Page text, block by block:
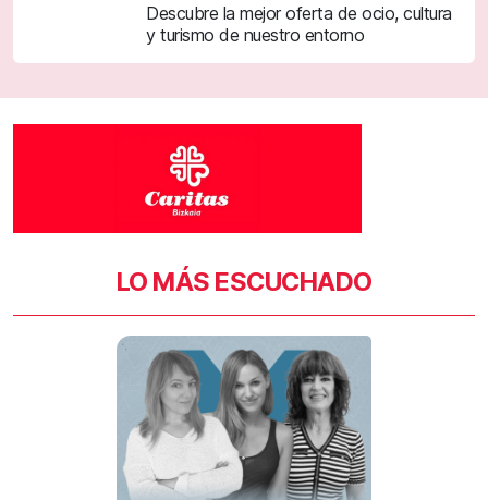
Descubre la mejor oferta de ocio, cultura
y turismo de nuestro entorno
LO MÁS ESCUCHADO